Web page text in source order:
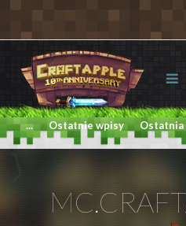
Ostatnia
Ostatnie wpisy
...